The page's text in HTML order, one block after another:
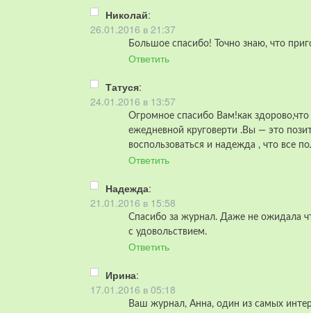
Николай:
26.01.2016 в 21:37
Большое спасибо! Точно знаю, что
Ответить
Татуся:
24.01.2016 в 13:57
Огромное спасибо Вам!как
ежедневной круговерти .Вы — это
воспользоваться и надежда , что все
Ответить
Надежда:
21.01.2016 в 15:58
Cпасибо за журнал. Даже не ожидала
с удовольствием.
Ответить
Ирина:
17.01.2016 в 05:18
Ваш журнал, Анна, один из самых